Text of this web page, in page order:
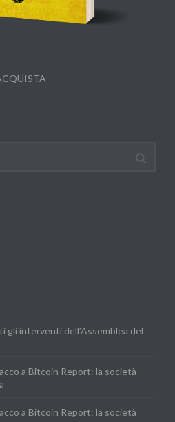
gli interventi dell’Assemblea del
a Bitcoin Report: la società
a Bitcoin Report: la società